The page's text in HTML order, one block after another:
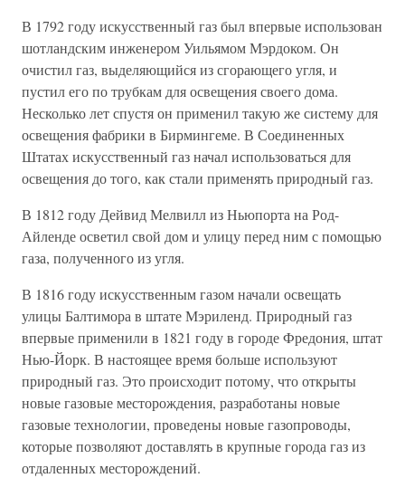
В 1792 году искусственный газ был впервые использован
шотландским инженером Уильямом Мэрдоком. Он
очистил газ, выделяющийся из сгорающего угля, и
пустил его по трубкам для освещения своего дома.
Несколько лет спустя он применил такую же систему для
освещения фабрики в Бирмингеме. В Соединенных
Штатах искусственный газ начал использоваться для
освещения до того, как стали применять природный газ.
В 1812 году Дейвид Мелвилл из Ньюпорта на Род-
Айленде осветил свой дом и улицу перед ним с помощью
газа, полученного из угля.
В 1816 году искусственным газом начали освещать
улицы Балтимора в штате Мэриленд. Природный газ
впервые применили в 1821 году в городе Фредония, штат
Нью-Йорк. В настоящее время больше используют
природный газ. Это происходит потому, что открыты
новые газовые месторождения, разработаны новые
газовые технологии, проведены новые газопроводы,
которые позволяют доставлять в крупные города газ из
отдаленных месторождений.